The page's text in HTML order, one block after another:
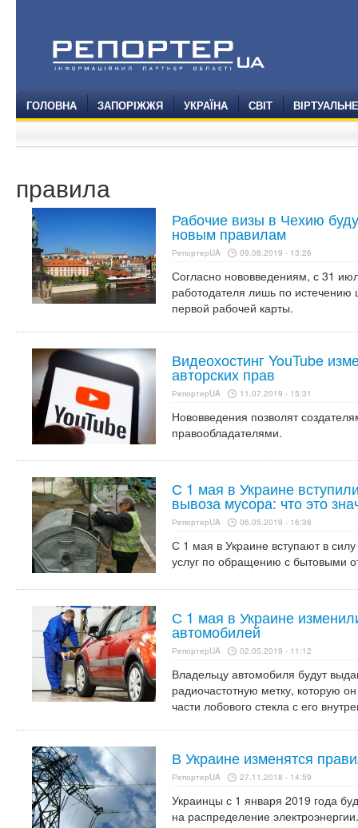
ГОЛОВНА ЗАПОРІЖЖЯ УКРАЇНА СВІТ
правила
Рабочие визы в Чехию
новым правилам
РепортерUA 09.08.2019 - 13:26
Согласно нововведениям, с 31
работодателя лишь по
первой рабочей карты.
Видеохостинг YouTube
авторских прав
РепортерUA 11.07.2019 - 15:31
Нововведения позволят
правообладателями.
С 1 мая в Украине
вывоза мусора: что это
РепортерUA 06.05.2019 - 16:36
С 1 мая в Украине вступают в
услуг по обращению с бытовыми
С 1 мая в Украине
автомобилей
РепортерUA 02.05.2019 - 11:12
Владельцу автомобиля будут
радиочастотную метку, которую
части лобового стекла с его
В Украине изменятся
РепортерUA 27.11.2018 - 14:59
Украинцы с 1 января 2019 года
на распределение электроэнергии.